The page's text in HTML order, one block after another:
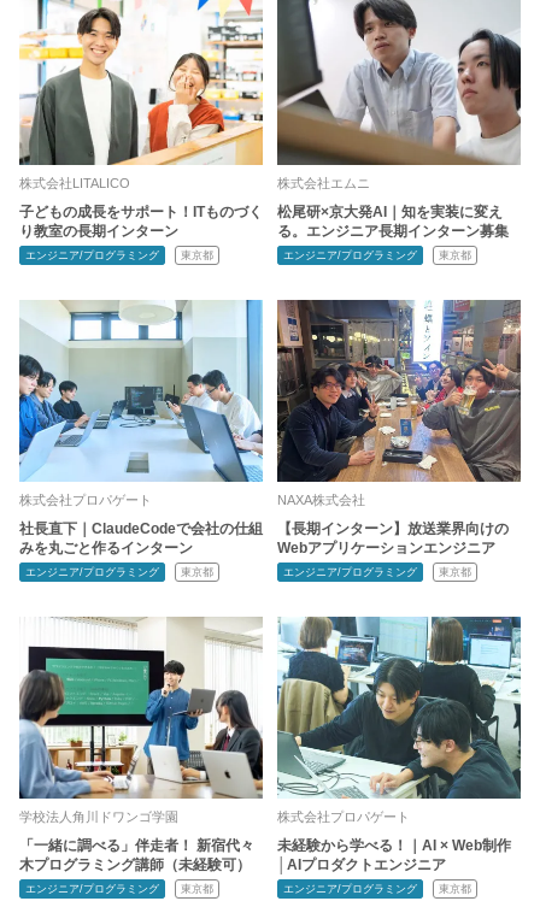
株式会社LITALICO
子どもの成長をサポート！ITものづく
り教室の長期インターン
エンジニア/プログラミング 東京都
株式会社エムニ
松尾研×京大発AI｜知を実装に変え
る。エンジニア長期インターン募集
エンジニア/プログラミング 東京都
株式会社プロパゲート
社長直下｜ClaudeCodeで会社の仕組
みを丸ごと作るインターン
エンジニア/プログラミング 東京都
NAXA株式会社
【長期インターン】放送業界向けの
Webアプリケーションエンジニア
エンジニア/プログラミング 東京都
学校法人角川ドワンゴ学園
「一緒に調べる」伴走者！ 新宿代々
木プログラミング講師（未経験可）
エンジニア/プログラミング 東京都
株式会社プロパゲート
未経験から学べる！｜AI × Web制作
│AIプロダクトエンジニア
エンジニア/プログラミング 東京都